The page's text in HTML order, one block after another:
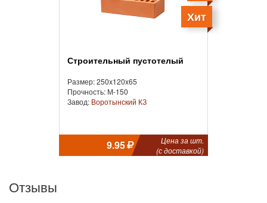
Хит
Строительный пустотелый
Размер: 250x120x65
Прочность: М-150
Завод: Воротынский КЗ
9.95
Цена за шт.
(с доставкой)
Отзывы